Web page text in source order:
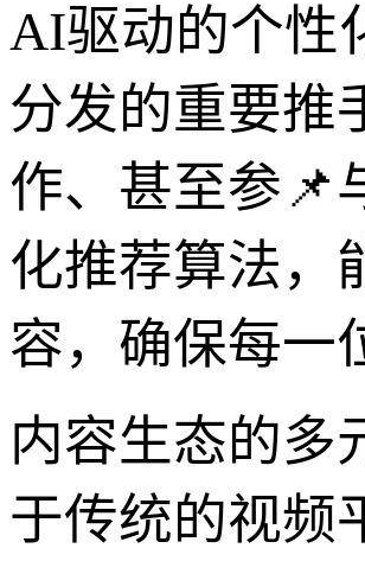
AI驱动的个性
分发的重要推
作、甚至参📌
化推荐算法，
容，确保每一
内容生态的多
于传统的视频